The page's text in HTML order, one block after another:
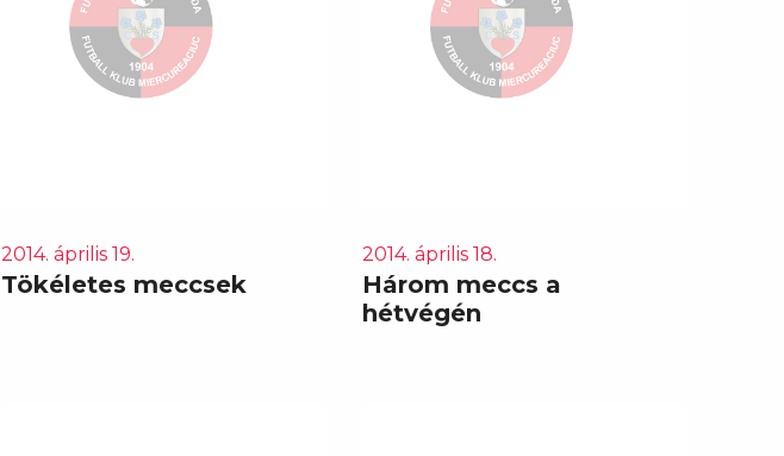
2014. április 19.
Tökéletes meccsek
2014. április 18.
Három meccs a
hétvégén